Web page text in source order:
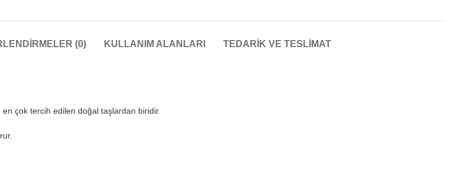
(0) KULLANIM ALANLARI TEDARIK VE TESLIMAT
çok tercih edilen doğal taşlardan biridir.